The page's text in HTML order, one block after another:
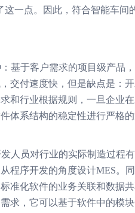
一点。因此，符合智能车间
基于客户需求的项目级产品
交付速度快，但是缺点是：
和行业根据规则，一旦企业
体系结构的稳定性进行严格的
人员对行业的实际制造过程
程序开发的角度设计MES。
准化软件的业务关联和数据
求，它可以基于软件中的模